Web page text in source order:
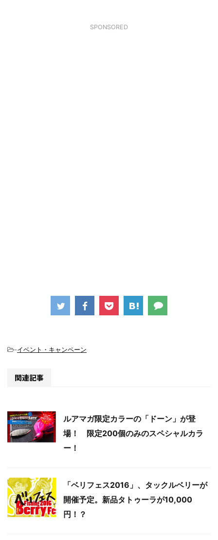
SPONSORED
-イベント・キャンペーン
関連記事
ルアマガ限定カラーの「ドーン」が登
場！ 限定200個のみのスペシャルカラ
ー！
「ベリフェス2016」、タックルベリーが
開催予定。新品タトゥーラが10,000
円！？